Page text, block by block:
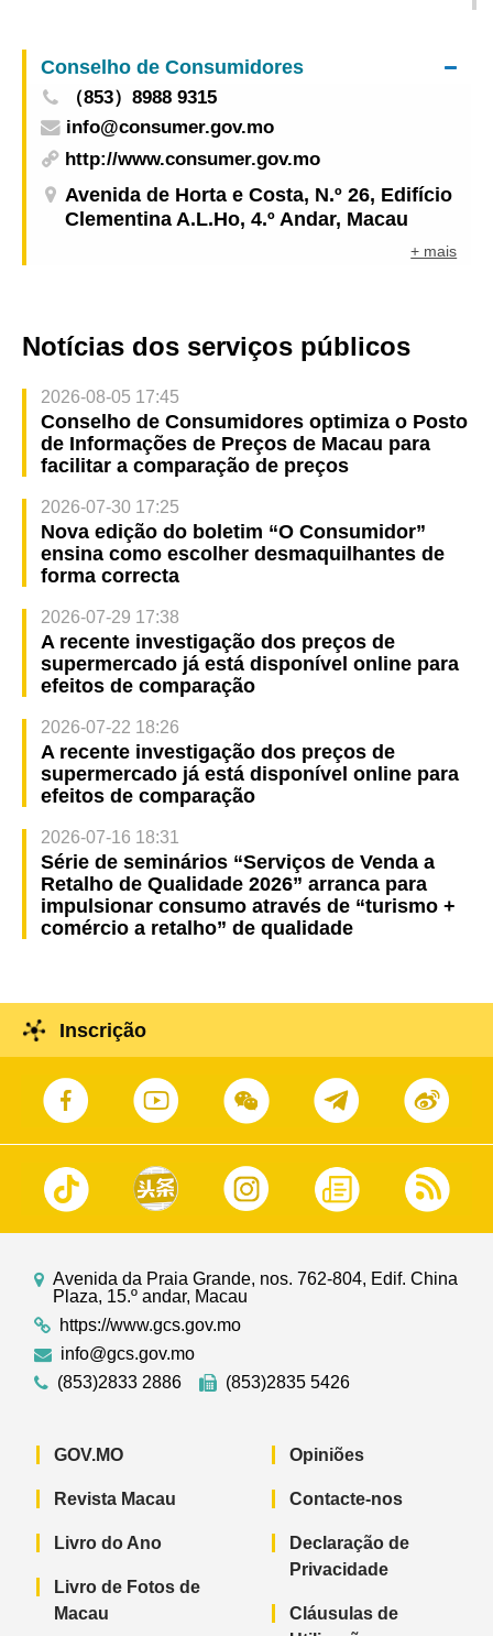
abrange 33 especialidades e 79 vagas no total
Conselho de Consumidores
（853）8988 9315
info@consumer.gov.mo
http://www.consumer.gov.mo
Avenida de Horta e Costa, N.º 26, Edifício
Clementina A.L.Ho, 4.º Andar, Macau
+ mais
Notícias dos serviços públicos
2026-08-05 17:45
Conselho de Consumidores optimiza o Posto
de Informações de Preços de Macau para
facilitar a comparação de preços
2026-07-30 17:25
Nova edição do boletim “O Consumidor”
ensina como escolher desmaquilhantes de
forma correcta
2026-07-29 17:38
A recente investigação dos preços de
supermercado já está disponível online para
efeitos de comparação
2026-07-22 18:26
A recente investigação dos preços de
supermercado já está disponível online para
efeitos de comparação
2026-07-16 18:31
Série de seminários “Serviços de Venda a
Retalho de Qualidade 2026” arranca para
impulsionar consumo através de “turismo +
comércio a retalho” de qualidade
Inscrição
Avenida da Praia Grande, nos. 762-804, Edif. China
Plaza, 15.º andar, Macau
https://www.gcs.gov.mo
info@gcs.gov.mo
(853)2833 2886
(853)2835 5426
GOV.MO
Revista Macau
Livro do Ano
Livro de Fotos de
Macau
Opiniões
Contacte-nos
Declaração de
Privacidade
Cláusulas de